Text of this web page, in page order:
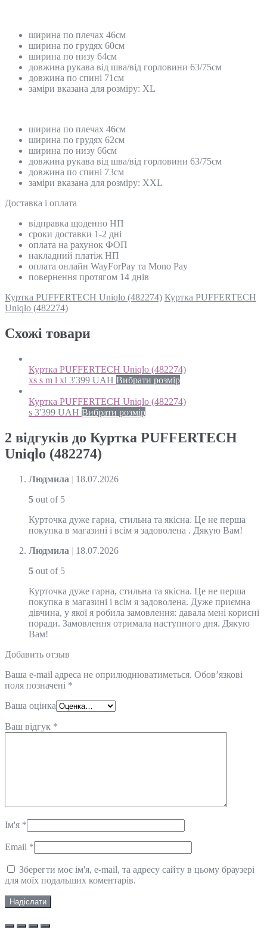
ширина по плечах 46см
ширина по грудях 60см
ширина по низу 64см
довжина рукава від шва/від горловини 63/75см
довжина по спині 71см
заміри вказана для розміру: XL
ширина по плечах 46см
ширина по грудях 62см
ширина по низу 66см
довжина рукава від шва/від горловини 63/75см
довжина по спині 73см
заміри вказана для розміру: XXL
Доставка і оплата
відправка щоденно НП
сроки доставки 1-2 дні
оплата на рахунок ФОП
накладний платіж НП
оплата онлайн WayForPay та Mono Pay
повернення протягом 14 днів
Куртка PUFFERTECH Uniqlo (482274) Куртка PUFFERTECH
Uniqlo (482274)
Схожi товари
Куртка PUFFERTECH Uniqlo (482274)
xs s m l xl 3'399 UAH Вибрати розмір
Куртка PUFFERTECH Uniqlo (482274)
s 3'399 UAH Вибрати розмір
2 відгуків до Куртка PUFFERTECH
Uniqlo (482274)
Людмила | 18.07.2026
5 out of 5
Курточка дуже гарна, стильна та якісна. Це не перша
покупка в магазині і всім я задоволена . Дякую Вам!
Людмила | 18.07.2026
5 out of 5
Курточка дуже гарна, стильна та якісна. Це не перша
покупка в магазині і всім я задоволена. Дуже приємна
дівчина, у якої я робила замовлення: давала мені корисні
поради. Замовлення отримала наступного дня. Дякую
Вам!
Добавить отзыв
Ваша e-mail адреса не оприлюднюватиметься. Обов’язкові
поля позначені *
Ваша оцінка
Ваш відгук *
Ім'я *
Email *
Зберегти моє ім'я, e-mail, та адресу сайту в цьому браузері
для моїх подальших коментарів.